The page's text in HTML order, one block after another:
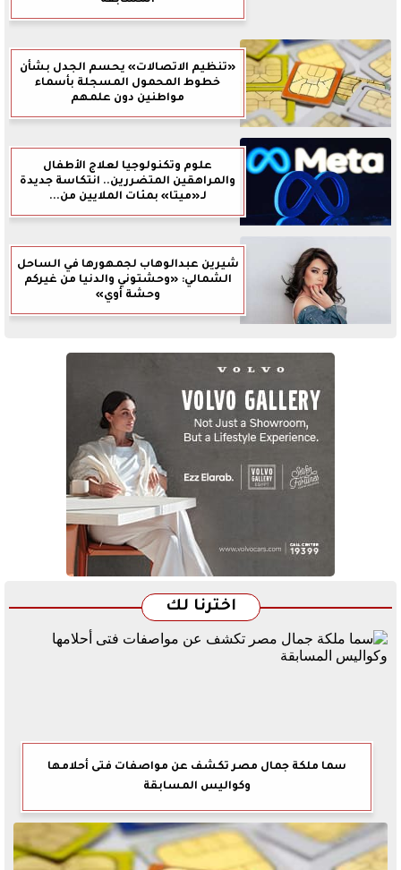
«تنظيم الاتصالات» يحسم الجدل بشأن
خطوط المحمول المسجلة بأسماء
مواطنين دون علمهم
علوم وتكنولوجيا لعلاج الأطفال
والمراهقين المتضررين.. انتكاسة جديدة
لـ«ميتا» بمئات الملايين من...
شيرين عبدالوهاب لجمهورها في الساحل
الشمالي: «وحشتوني والدنيا من غيركم
وحشة أوي»
اخترنا لك
سما ملكة جمال مصر تكشف عن مواصفات فتى أحلامها
وكواليس المسابقة